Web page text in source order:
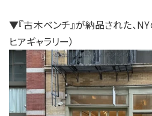
▼『古木ベンチ』が納品された、
ヒアギャラリー）